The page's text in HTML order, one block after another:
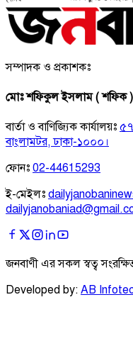
সম্পাদক ও প্রকাশকঃ
মোঃ শফিকুল ইসলাম ( শফিক )
বার্তা ও বাণিজ্যিক কার্যালয়ঃ
বাংলামটর, ঢাকা-১০০০।
ফোনঃ 02-44615293
ই-মেইলঃ
জনবাণী এর সকল স্বত্ব
Developed by: AB